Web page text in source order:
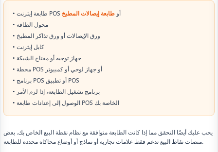
• طابعة إيثرنت POS أو طابعة إيصالات المطبخ
• محول الطاقة
• ورق الإيصالات أو ورق تذاكر المطبخ
• كابل إيثرنت
• جهاز توجيه أو مفتاح الشبكة
• محطة POS أو جهاز لوحي أو كمبيوتر
• برنامج POS أو تطبيق POS
• برنامج تشغيل الطابعة، إذا لزم الأمر
• الوصول إلى إعدادات طابعة POS الخاصة بك
يجب عليك أيضًا التحقق مما إذا كانت الطابعة متوافقة مع نظام نقطة البيع الخاص بك. بعض
منصات نقاط البيع تدعم فقط علامات تجارية أو نماذج أو أوضاع محاكاة محددة للطابعة.